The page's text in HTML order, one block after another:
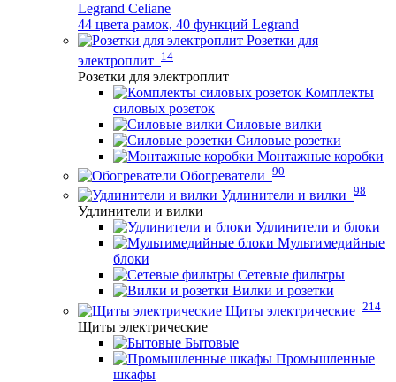
Legrand Celiane
44 цвета рамок, 40 функций Legrand
Розетки для
электроплит 14
Розетки для электроплит
Комплекты
силовых розеток
Силовые вилки
Силовые розетки
Монтажные коробки
Обогреватели 90
Удлинители и вилки 98
Удлинители и вилки
Удлинители и блоки
Мультимедийные
блоки
Сетевые фильтры
Вилки и розетки
Щиты электрические 214
Щиты электрические
Бытовые
Промышленные
шкафы